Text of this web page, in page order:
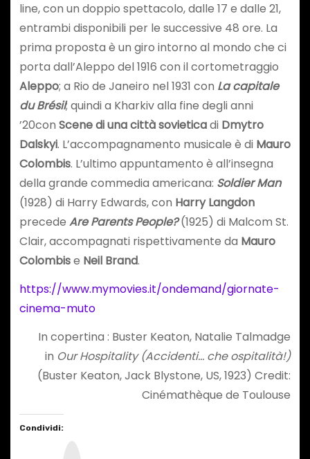
line, con un doppio spettacolo, dalle 17 e dalle 21,
entrambi disponibili per le successive 48 ore. La
prima proposta è un giro intorno al mondo che ci
porta dall’Aleppo del 1916 con il cortometraggio
Aleppo; a Rio de Janeiro nel 1931 con La capitale
du Brésil; quindi a Kharkiv alla fine degli anni
’20con Scene di una città sovieticadi Dmytro
Dalskyi. L’accompagnamento musicale è di Mauro
Colombis. L’ultimo appuntamento è all’insegna
della grande commedia americana: Soldier Man
(1928) di Harry Edwards, con Harry Langdon
precede Are Parents People?(1925) di Malcom St.
Clair, accompagnati rispettivamente da Mauro
Colombise Neil Brand.
https://www.mymovies.it/ondemand/giornate-
cinema-muto
In copertina : Buster Keaton, Natalie Talmadge
in Our Hospitality (Accidenti… che ospitalità!)
(Buster Keaton, Jack Blystone, US, 1923) Credit:
Cinémathèque de Toulouse
Condividi: